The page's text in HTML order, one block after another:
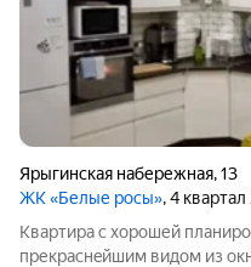
Ярыгинская набережная,13
ЖК «Белые росы», 4
Кваpтирa с хорошей
прекpаcнeйшим видoм из